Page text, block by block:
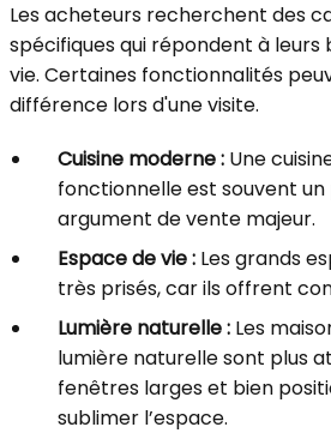
Les acheteurs recherchent des
spécifiques qui répondent à leurs
vie. Certaines fonctionnalités
différence lors d'une visite.
Cuisine moderne : Une
fonctionnelle est souvent
argument de vente majeur.
Espace de vie : Les grands
très prisés, car ils offrent
Lumière naturelle : Les
lumière naturelle sont plus
fenêtres larges et bien
sublimer l’espace.